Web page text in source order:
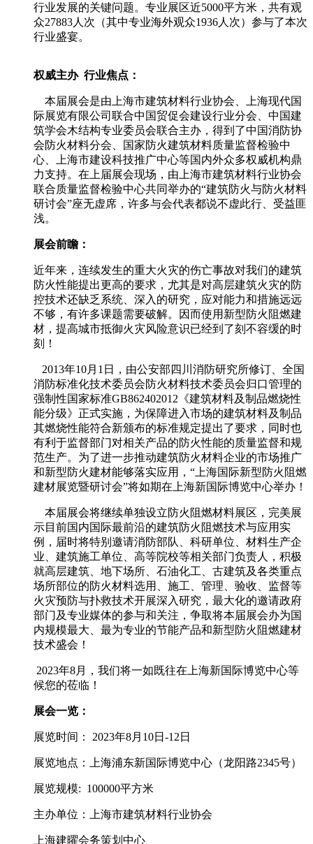
行业发展的关键问题。专业展区近5000平方米，共有观
众27883人次（其中专业海外观众1936人次）参与了本次
行业盛宴。
权威主办 行业焦点 ：
本届展会是由上海市建筑材料行业协会、上海现代国
际展览有限公司联合中国贸促会建设行业分会、中国建
筑学会木结构专业委员会联合主办，得到了中国消防协
会防火材料分会、国家防火建筑材料质量监督检验中
心、上海市建设科技推广中心等国内外众多权威机构鼎
力支持。在上届展会现场，由上海市建筑材料行业协会
联合质量监督检验中心共同举办的“建筑防火与防火材料
研讨会”座无虚席，许多与会代表都说不虚此行、受益匪
浅。
展会前瞻：
近年来，连续发生的重大火灾的伤亡事故对我们的建筑
防火性能提出更高的要求，尤其是对高层建筑火灾的防
控技术还缺乏系统、深入的研究，应对能力和措施远远
不够，有许多课题需要破解。因而使用新型防火阻燃建
材，提高城市抵御火灾风险意识已经到了刻不容缓的时
刻！
2013年10月1日，由公安部四川消防研究所修订、全国
消防标准化技术委员会防火材料技术委员会归口管理的
强制性国家标准GB862402012《建筑材料及制品燃烧性
能分级》正式实施，为保障进入市场的建筑材料及制品
其燃烧性能符合新颁布的标准规定提出了要求，同时也
有利于监督部门对相关产品的防火性能的质量监督和规
范生产。为了进一步推动建筑防火材料企业的市场推广
和新型防火建材能够落实应用，“上海国际新型防火阻燃
建材展览暨研讨会”将如期在上海新国际博览中心举办！
本届展会将继续单独设立防火阻燃材料展区，完美展
示目前国内国际最前沿的建筑防火阻燃技术与应用实
例，届时将特别邀请消防部队、科研单位、材料生产企
业、建筑施工单位、高等院校等相关部门负责人，积极
就高层建筑、地下场所、石油化工、古建筑及各类重点
场所部位的防火材料选用、施工、管理、验收、监督等
火灾预防与扑救技术开展深入研究，最大化的邀请政府
部门及专业媒体的参与和关注，争取将本届展会办为国
内规模最大、最为专业的节能产品和新型防火阻燃建材
技术盛会！
2023年8月，我们将一如既往在上海新国际博览中心等
候您的莅临！
展会一览 ：
展览时间： 2023年8月10日-12日
展览地点：上海浦东新国际博览中心（龙阳路2345号）
展览规模: 100000平方米
主办单位：上海市建筑材料行业协会
上海建曜会务策划中心